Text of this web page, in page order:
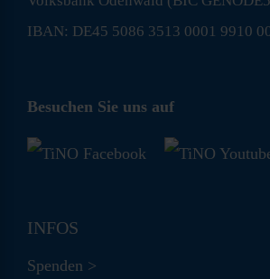
IBAN: DE45 5086 3513 0001 9910
Besuchen Sie uns auf
INFOS
Spenden >